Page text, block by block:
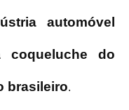
automóvel
coqueluche do
brasileiro.